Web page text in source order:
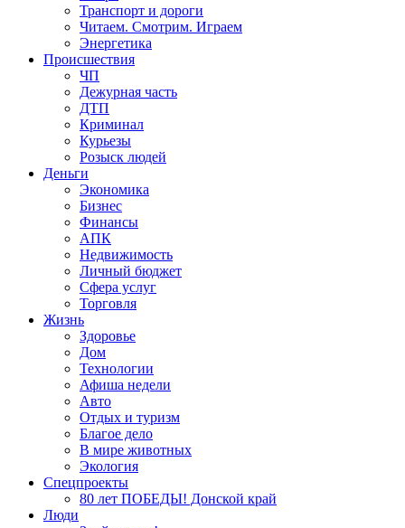
Транспорт и дороги
Читаем. Смотрим. Играем
Энергетика
Происшествия
ЧП
Дежурная часть
ДТП
Криминал
Курьезы
Розыск людей
Деньги
Экономика
Бизнес
Финансы
АПК
Недвижимость
Личный бюджет
Сфера услуг
Торговля
Жизнь
Здоровье
Дом
Технологии
Афиша недели
Авто
Отдых и туризм
Благое дело
В мире животных
Экология
Спецпроекты
80 лет ПОБЕДЫ! Донской край
Люди